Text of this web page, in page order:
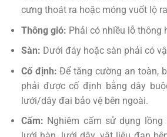
cưng thoát ra hoặc móng vuốt lộ
Thông gió: Phải có nhiều lỗ thông
Sàn: Dưới đáy hoặc sàn phải có
Cố định: Để tăng cường an toàn,
phải được cố định bằng dây
lưới/dây đai bảo vệ bên ngoài.
Cấm: Nghiêm cấm sử dụng